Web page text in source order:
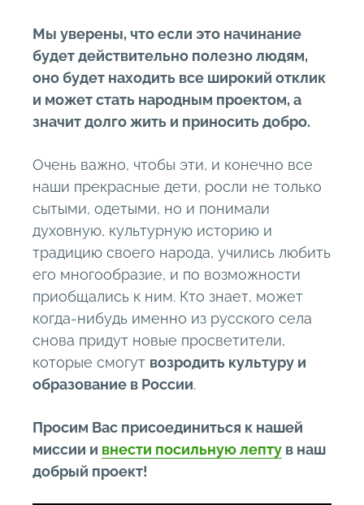
Мы уверены, что если это начинание
будет действительно полезно людям,
оно будет находить все широкий отклик
и может стать народным проектом, а
значит долго жить и приносить добро.
Очень важно, чтобы эти, и конечно все
наши прекрасные дети, росли не только
сытыми, одетыми, но и понимали
духовную, культурную историю и
традицию своего народа, учились любить
его многообразие, и по возможности
приобщались к ним. Кто знает, может
когда-нибудь именно из русского села
снова придут новые просветители,
которые смогут возродить культуру и
образование в России.
Просим Вас присоединиться к нашей
миссии и внести посильную лепту в наш
добрый проект!